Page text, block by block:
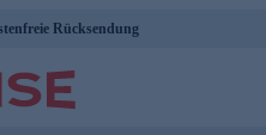
Rücksendung